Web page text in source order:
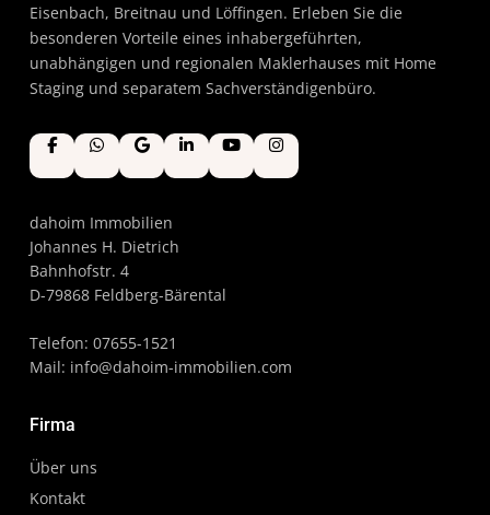
Eisenbach, Breitnau und Löffingen. Erleben Sie die
besonderen Vorteile eines inhabergeführten,
unabhängigen und regionalen Maklerhauses mit Home
Staging und separatem Sachverständigenbüro.
dahoim Immobilien
Johannes H. Dietrich
Bahnhofstr. 4
D-79868 Feldberg-Bärental
Telefon: 07655-1521
Mail: info@dahoim-immobilien.com
Firma
Über uns
Kontakt